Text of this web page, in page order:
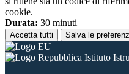
cookie.
Durata: 30 minuti
Accetta tutti Salva le
Istituto